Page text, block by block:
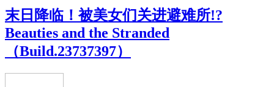
末日降临！被美女们关进避难所!?
Beauties and the Stranded
（Build.23737397）